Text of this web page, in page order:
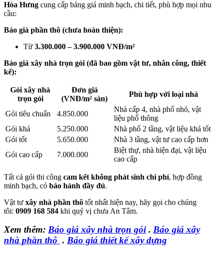
Hòa Hưng cung cấp bảng giá minh bạch, chi tiết, phù hợp mọi nhu
cầu:
Báo giá phần thô (chưa hoàn thiện):
Từ 3.300.000 – 3.900.000 VNĐ/m²
Báo giá xây nhà trọn gói (đã bao gồm vật tư, nhân công, thiết
kế):
Gói xây nhà
trọn gói
Đơn giá
(VNĐ/m² sàn)
Phù hợp với loại nhà
Gói tiêu chuẩn 4.850.000
Nhà cấp 4, nhà phố nhỏ, vật
liệu phổ thông
Gói khá
5.250.000
Nhà phố 2 tầng, vật liệu khá tốt
Gói tốt
5.650.000
Nhà 3 tầng, vật tư cao cấp hơn
Gói cao cấp
7.000.000
Biệt thự, nhà hiện đại, vật liệu
cao cấp
Tất cả gói thi công cam kết không phát sinh chi phí, hợp đồng
minh bạch, có bảo hành đầy đủ.
Vật tư xây nhà phần thô tốt nhất hiện nay, hãy gọi cho chúng
tôi: 0909 168 584 khi quý vị chưa An Tâm.
Xem thêm: Báo giá xây nhà trọn gói. Báo giá xây
nhà phần thô . Báo giá thiết kế xây dựng